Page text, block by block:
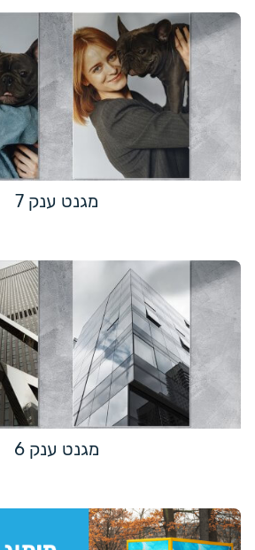
מגנט ענק 7
מגנט ענק 6